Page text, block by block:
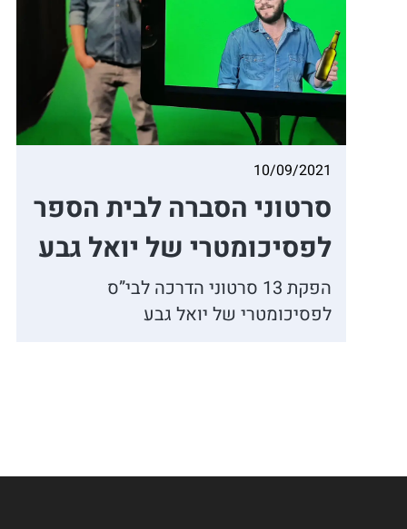
10/09/2021
סרטוני הסברה לבית הספר
לפסיכומטרי של יואל גבע
הפקת 13 סרטוני הדרכה לבי”ס
לפסיכומטרי של יואל גבע